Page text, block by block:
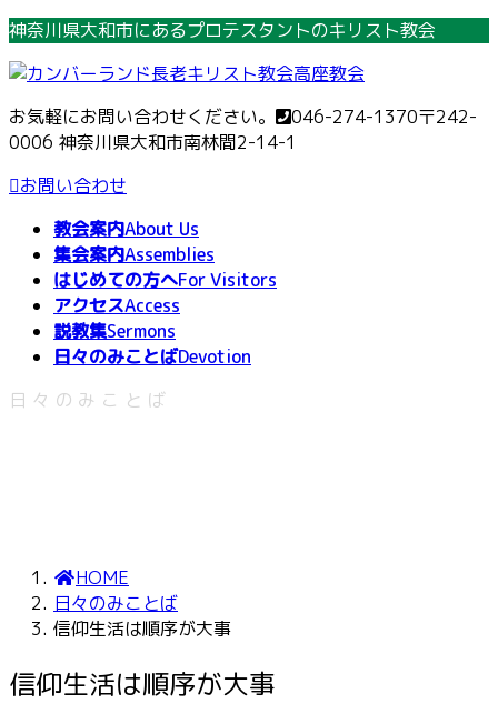
コ
テ
ン
ツ
へ
ス
ナ
ゲ
ー
シ
ョ
ン
神奈川県大和市にあるプロテスタントのキリスト教会
お気軽にお問い合わせください。 046-274-1370〒242-
0006 神奈川県大和市南林間2-14-1
お問い合わせ
教会案内About Us
集会案内Assemblies
はじめての方へFor Visitors
アクセスAccess
説教集Sermons
日々のみことばDevotion
日々のみことば
HOME
日々のみことば
信仰生活は順序が大事
信仰生活は順序が大事